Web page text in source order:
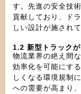
す。先進の安全技
貢献しており、ド
しい設計が施されて
1.2 新型トラック
物流業界の絶え間
効率化を可能にす
しくなる環境規制
への需要が高まり